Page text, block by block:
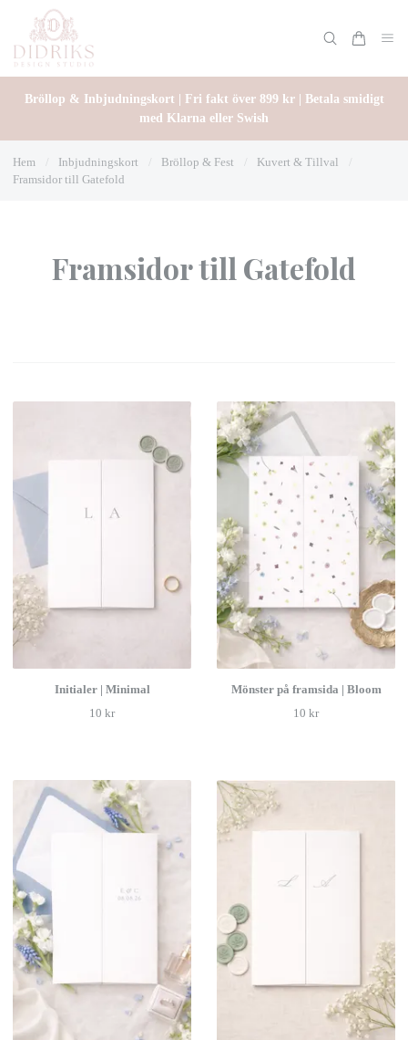
Bröllop & Inbjudningskort | Fri fakt över 899 kr | Betala smidigt
med Klarna eller Swish
Hem Inbjudningskort Bröllop & Fest Kuvert & Tillval
Framsidor till Gatefold
Framsidor till Gatefold
Initialer | Minimal
10 kr
Mönster på framsida | Bloom
10 kr